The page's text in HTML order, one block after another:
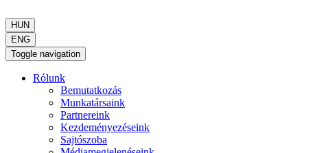
HUN
ENG
Toggle navigation
Rólunk
Bemutatkozás
Munkatársaink
Partnereink
Kezdeményezéseink
Sajtószoba